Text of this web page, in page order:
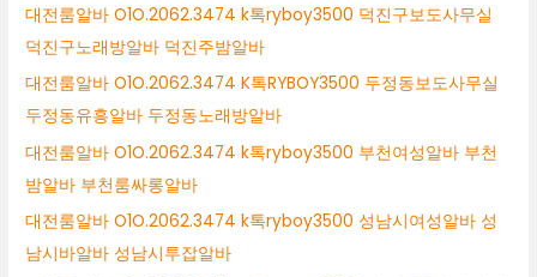
대전룸알바 O1O.2062.3474 k톡ryboy3500 덕진구보도사무실
덕진구노래방알바 덕진주밤알바
대전룸알바 O1O.2062.3474 K톡RYBOY3500 두정동보도사무실
두정동유흥알바 두정동노래방알바
대전룸알바 O1O.2062.3474 k톡ryboy3500 부천여성알바 부천
밤알바 부천룸싸롱알바
대전룸알바 O1O.2062.3474 k톡ryboy3500 성남시여성알바 성
남시바알바 성남시투잡알바